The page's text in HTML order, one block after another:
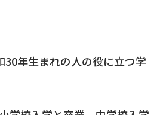
30年生まれの人の役に立つ学